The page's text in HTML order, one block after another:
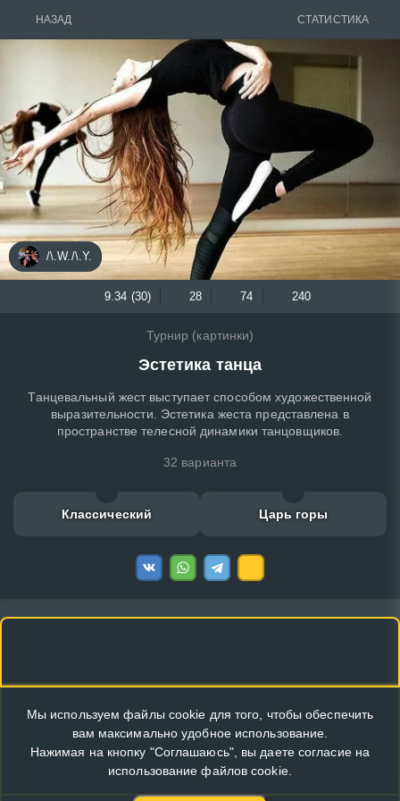
НАЗАД СТАТИСТИКА
/\.W./\.Y.
9.34 (30) 28 74 240
Турнир (картинки)
Эстетика танца
Танцевальный жест выступает способом художественной
выразительности. Эстетика жеста представлена в
пространстве телесной динамики танцовщиков.
32 варианта
Классический Царь горы
Мы используем файлы cookie для того, чтобы обеспечить
вам максимально удобное использование.
Нажимая на кнопку "Соглашаюсь", вы даете согласие на
использование файлов cookie.